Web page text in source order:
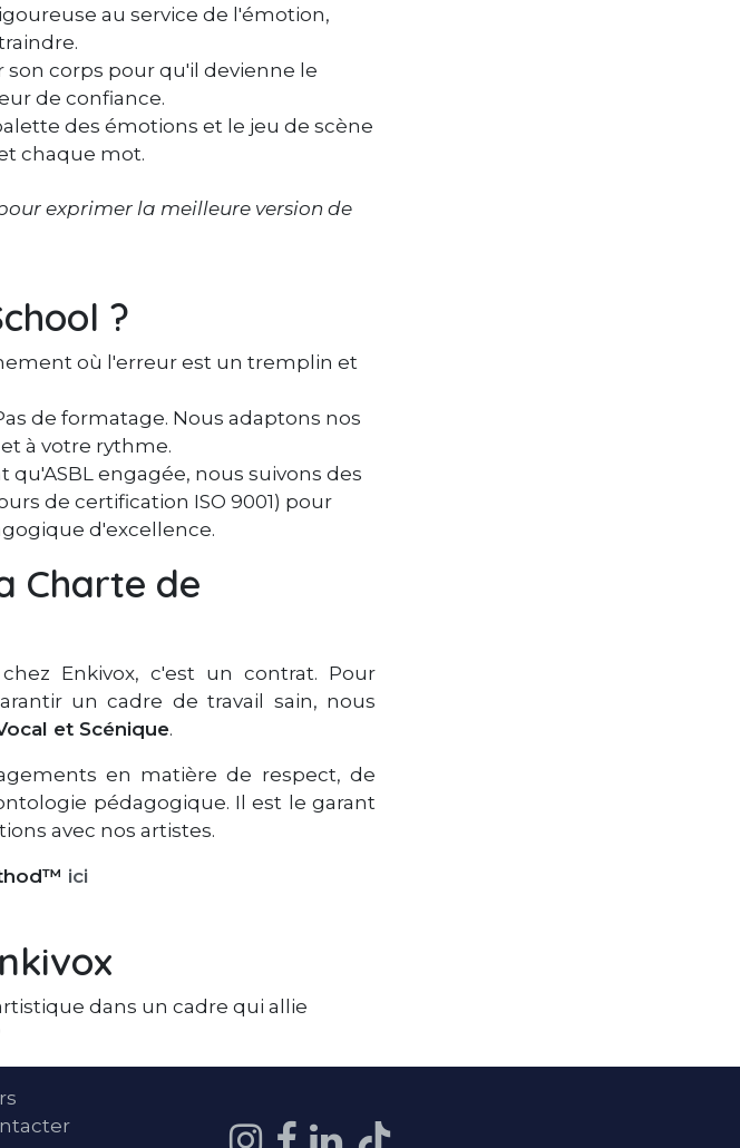
au service de l'émotion,
son corps pour qu'il devienne le
de confiance.
des émotions et le jeu de scène
chaque mot.
exprimer la meilleure version de
?
où l'erreur est un tremplin et
de formatage. Nous adaptons nos
à votre rythme.
qu'ASBL engagée, nous suivons des
de certification ISO 9001) pour
d'excellence.
Charte de
Enkivox, c'est un contrat. Pour
un cadre de travail sain, nous
et Scénique.
en matière de respect, de
pédagogique. Il est le garant
avec nos artistes.
ici
dans un cadre qui allie